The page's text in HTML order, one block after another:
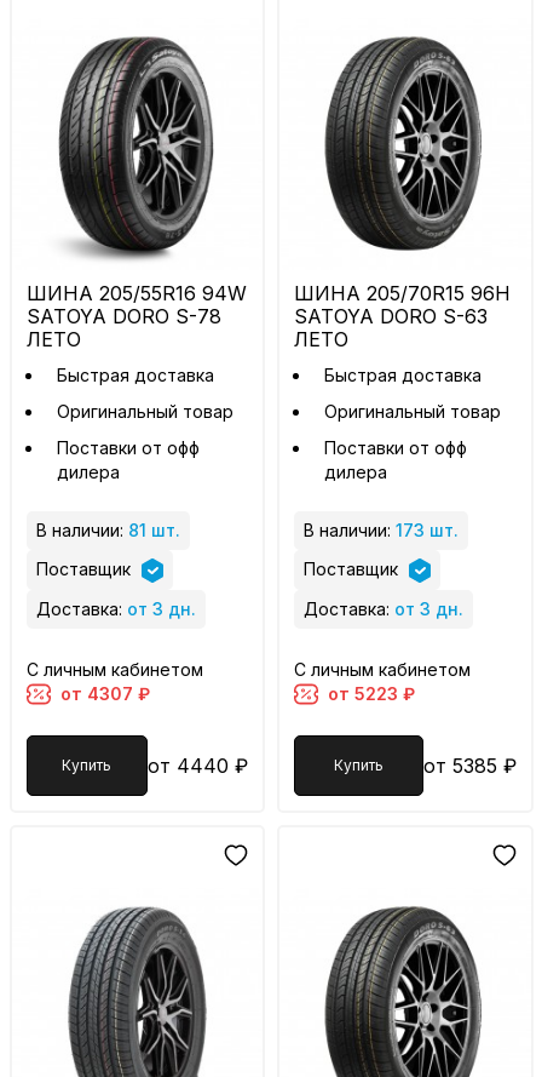
ШИНА 205/55R16 94W
SATOYA DORO S-78
ЛЕТО
Быстрая доставка
Оригинальный товар
Поставки от офф
дилера
В наличии: 81 шт.
Поставщик
Доставка: от 3 дн.
С личным кабинетом
от 4307 ₽
Купить от 4440 ₽
ШИНА 205/70R15 96H
SATOYA DORO S-63
ЛЕТО
Быстрая доставка
Оригинальный товар
Поставки от офф
дилера
В наличии: 173 шт.
Поставщик
Доставка: от 3 дн.
С личным кабинетом
от 5223 ₽
Купить от 5385 ₽